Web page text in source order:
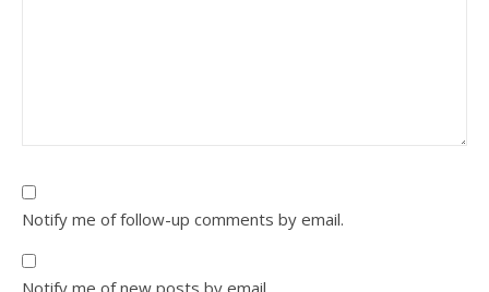
Notify me of follow-up comments by email.